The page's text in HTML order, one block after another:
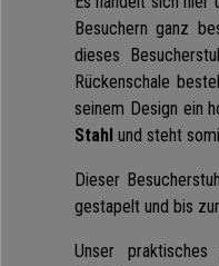
Besuchern ganz
dieses
Rückenschale
seinem Design ein
Stahl und steht
Dieser
gestapelt und bis
Unser